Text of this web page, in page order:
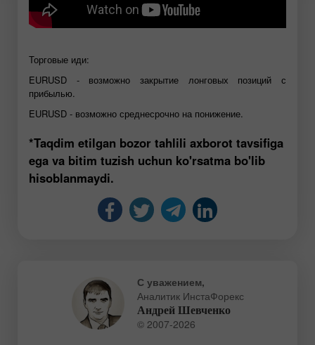
Торговые иди:
EURUSD - возможно закрытие лонговых позиций с
прибылью.
EURUSD - возможно среднесрочно на понижение.
*Taqdim etilgan bozor tahlili axborot tavsifiga
ega va bitim tuzish uchun ko'rsatma bo'lib
hisoblanmaydi.
С уважением,
Аналитик ИнстаФорекс
Андрей Шевченко
© 2007-2026